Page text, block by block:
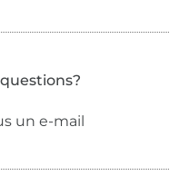
un e-mail